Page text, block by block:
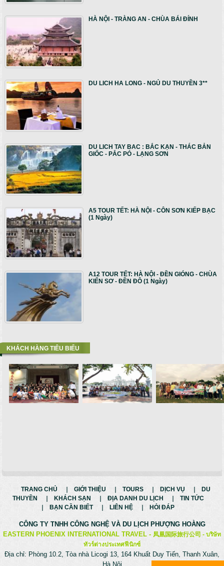
HÀ NỘI - TRÀNG AN - CHÙA BÁI ĐÍNH
DU LICH HA LONG - NGỦ DU THUYỀN 3**
DU LICH TAY BAC : BẮC KẠN - THÁC BẢN
GIỐC - PẮC PÓ - LẠNG SƠN
A5 TOUR TẾT: HÀ NỘI - CÔN SƠN KIẾP BẠC
(1 Ngày)
A12 TOUR TẾT: HÀ NỘI - ĐỀN GIÓNG - CHÙA
KIẾN SƠ - ĐỀN ĐÔ (1 Ngày)
KHÁCH HÀNG TIÊU BIỂU
TRANG CHỦ GIỚI THIỆU TOURS DỊCH VỤ
DU
THUYỀN
KHÁCH SẠN ĐỊA DANH DU LỊCH
TIN TỨC
BẠN CẦN BIẾT
LIÊN HỆ HỎI ĐÁP
CÔNG TY TNHH CÔNG NGHỆ VÀ DU LỊCH PHƯỢNG HOÀNG
EASTERN PHOENIX INTERNATIONAL TRAVEL - 凤凰国际旅行公司 - บริษัท
ทัวร์ต่างประเทศฟีนิกซ์
Địa chỉ: Phòng 10.2, Tòa nhà Licogi 13, 164 Khuất Duy Tiến, Thanh Xuân,
Hà Nội